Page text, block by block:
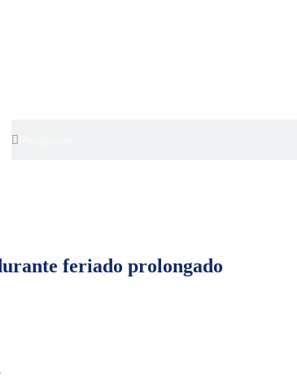
feriado prolongado